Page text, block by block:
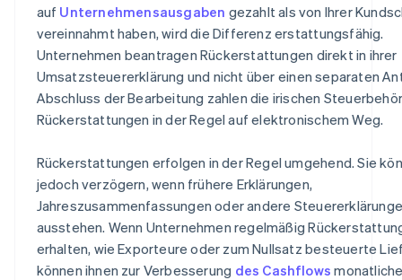
auf Unternehmensausgaben gezahlt als von Ihrer
vereinnahmt haben, wird die Differenz erstattungsfähig.
Unternehmen beantragen Rückerstattungen direkt in ihrer
Umsatzsteuererklärung und nicht über einen separaten
Abschluss der Bearbeitung zahlen die irischen
Rückerstattungen in der Regel auf elektronischem Weg.
Rückerstattungen erfolgen in der Regel umgehend. Sie
jedoch verzögern, wenn frühere Erklärungen,
Jahreszusammenfassungen oder andere
ausstehen. Wenn Unternehmen regelmäßig
erhalten, wie Exporteure oder zum Nullsatz besteuerte
können ihnen zur Verbesserung des Cashflows